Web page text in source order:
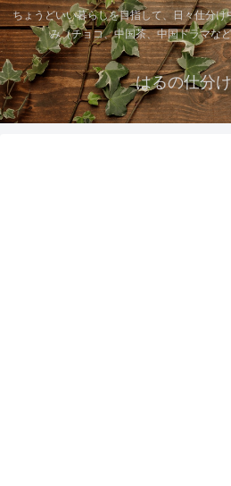
ちょうどいい暮らしを目指して、日々仕分
み（チョコ、中国茶、中国ドラマな
はるの仕分